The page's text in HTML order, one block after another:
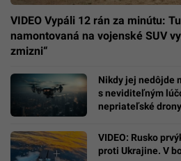
VIDEO Vypáli 12 rán za minútu:
namontovaná na vojenské SUV
zmizni“
Nikdy jej nedôjde
s neviditeľným
nepriateľské drony
VIDEO: Rusko
proti Ukrajine. V